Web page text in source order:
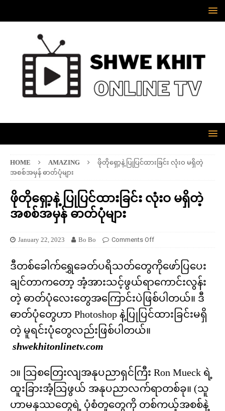
HOME AMAZING
ဖိုတိုရှော့နဲ့ ပြုပြင်ထားခြင်း လုံးဝ မရှိတဲ့
အစစ်အမှန် ဓာတ်ပုံများ
ဖိုတိုရှော့နဲ့ ပြုပြင်ထားခြင်း လုံးဝ မရှိတဲ့
အစစ်အမှန် ဓာတ်ပုံများ
January 22, 2023 Bo Bo Comments Off
ဒီတစ်ခေါက်ရွှေခေတ်ပရိသတ်တွေကိုဖော်ပြပေး
ချင်တာကတော့ အံ့အားသင့်ဖွယ်ရာကောင်းလွန်း
တဲ့ ဓာတ်ပုံလေးတွေအကြောင်းပဲဖြစ်ပါတယ်။ ဒီ
ဓာတ်ပုံတွေဟာ Photoshop နဲ့ပြုပြင်ထားခြင်းမရှိ
တဲ့ မူရင်းပုံတွေလည်းဖြစ်ပါတယ်။
shwekhitonlinetv.com
၁။ သြစတြေးလျအနုပညာရှင်ကြီး Ron Mueck ရဲ့
ထူးခြားအံ့သြဖွယ် အနုပညာလက်ရာတစ်ခု။ (သူ
ဟာမနုဿတွေရဲ့ ပုံစံတူတွေကို တစ်ကယ့်အစစ်နဲ့